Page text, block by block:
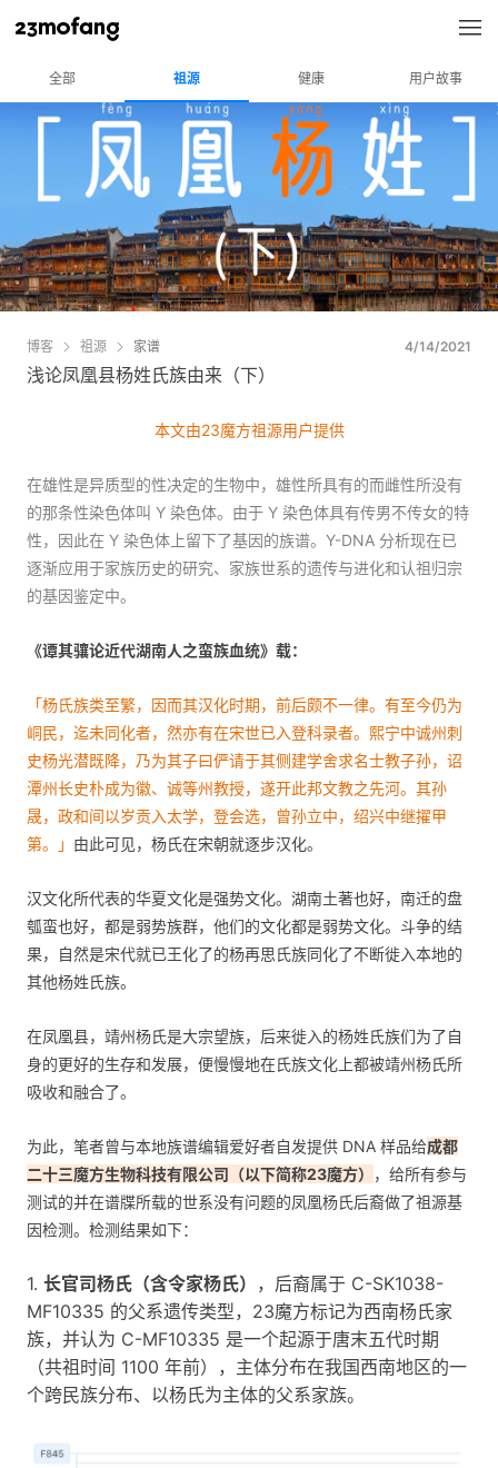
全部 祖源 健康 用户故事
博客 祖源 家谱 4/14/2021
浅论凤凰县杨姓氏族由来（下）
本文由23魔方祖源用户提供
在雄性是异质型的性决定的生物中，雄性所具有的而雌性所没有
的那条性染色体叫 Y 染色体。由于 Y 染色体具有传男不传女的特
性，因此在 Y 染色体上留下了基因的族谱。Y-DNA 分析现在已
逐渐应用于家族历史的研究、家族世系的遗传与进化和认祖归宗
的基因鉴定中。
《谭其骧论近代湖南人之蛮族血统》载：
「杨氏族类至繁，因而其汉化时期，前后颇不一律。有至今仍为
峒民，迄未同化者，然亦有在宋世已入登科录者。熙宁中诚州刺
史杨光潜既降，乃为其子曰俨请于其侧建学舍求名士教子孙，诏
潭州长史朴成为徽、诚等州教授，遂开此邦文教之先河。其孙
晟，政和间以岁贡入太学，登会选，曾孙立中，绍兴中继擢甲
第。」 由此可见，杨氏在宋朝就逐步汉化。
汉文化所代表的华夏文化是强势文化。湖南土著也好，南迁的盘
瓠蛮也好，都是弱势族群，他们的文化都是弱势文化。斗争的结
果，自然是宋代就已王化了的杨再思氏族同化了不断徙入本地的
其他杨姓氏族。
在凤凰县，靖州杨氏是大宗望族，后来徙入的杨姓氏族们为了自
身的更好的生存和发展，便慢慢地在氏族文化上都被靖州杨氏所
吸收和融合了。
为此，笔者曾与本地族谱编辑爱好者自发提供 DNA 样品给成都
二十三魔方生物科技有限公司（以下简称23魔方）
，给所有参与
测试的并在谱牒所载的世系没有问题的凤凰杨氏后裔做了祖源基
因检测。检测结果如下：
1. 长官司杨氏（含令家杨氏） ，后裔属于 C-SK1038-
MF10335 的父系遗传类型，23魔方标记为西南杨氏家
族，并认为 C-MF10335 是一个起源于唐末五代时期
（共祖时间 1100 年前），主体分布在我国西南地区的一
个跨民族分布、以杨氏为主体的父系家族。